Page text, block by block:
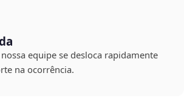
equipe se desloca rapidamente
na ocorrência.